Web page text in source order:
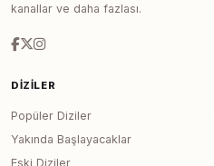
kanallar ve daha fazlası.
DIZILER
Popüler Diziler
Yakında Başlayacaklar
Eski Diziler